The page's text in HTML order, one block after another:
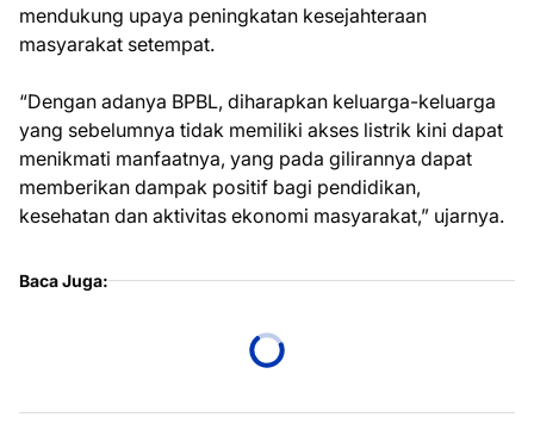
mendukung upaya peningkatan kesejahteraan
masyarakat setempat.
“Dengan adanya BPBL, diharapkan keluarga-keluarga
yang sebelumnya tidak memiliki akses listrik kini dapat
menikmati manfaatnya, yang pada gilirannya dapat
memberikan dampak positif bagi pendidikan,
kesehatan dan aktivitas ekonomi masyarakat,” ujarnya.
Baca Juga: